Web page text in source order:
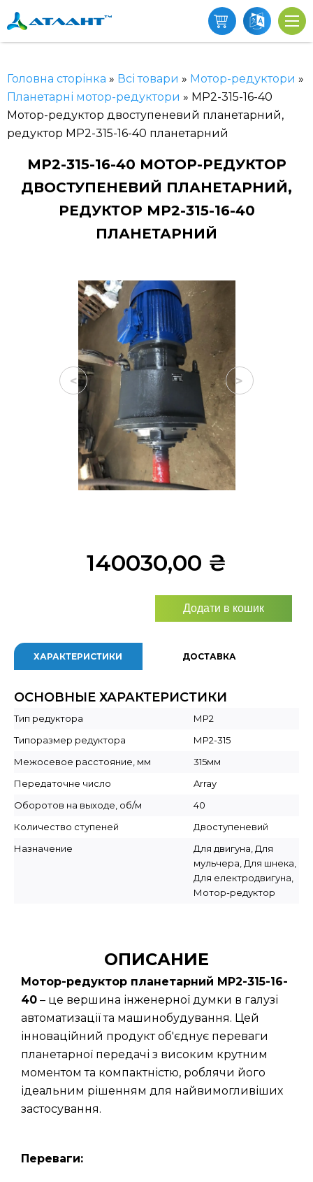
Головна сторінка » Всі товари » Мотор-редуктори »
Планетарні мотор-редуктори » МР2-315-16-40
Мотор-редуктор двоступеневий планетарний,
редуктор МР2-315-16-40 планетарний
МР2-315-16-40 МОТОР-РЕДУКТОР
ДВОСТУПЕНЕВИЙ ПЛАНЕТАРНИЙ,
РЕДУКТОР МР2-315-16-40
ПЛАНЕТАРНИЙ
< >
140030,00 ₴
Додати в кошик
ХАРАКТЕРИСТИКИ ДОСТАВКА
ОСНОВНЫЕ ХАРАКТЕРИСТИКИ
Тип редуктора
МР2
Типоразмер редуктора
МР2-315
Межосевое расстояние, мм
315мм
Передаточне число
Array
Оборотов на выходе, об/м
40
Количество ступеней
Двоступеневий
Назначение
Для двигуна, Для
мульчера, Для шнека,
Для електродвигуна,
Мотор-редуктор
ОПИСАНИЕ
Мотор-редуктор планетарний МР2-315-16-
40 – це вершина інженерної думки в галузі
автоматизації та машинобудування. Цей
інноваційний продукт об'єднує переваги
планетарної передачі з високим крутним
моментом та компактністю, роблячи його
ідеальним рішенням для найвимогливіших
застосування.
Переваги: